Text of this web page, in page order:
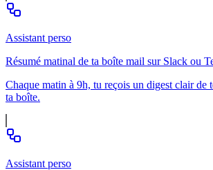
Assistant perso
Résumé matinal de ta boîte mail sur Slack ou
Chaque matin à 9h, tu reçois un digest clair de
ta boîte.
Assistant perso